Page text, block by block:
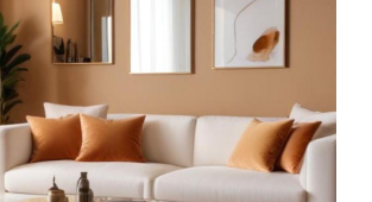
una urbanización que ha ganado
su entorno tranquilo y sus lujosas